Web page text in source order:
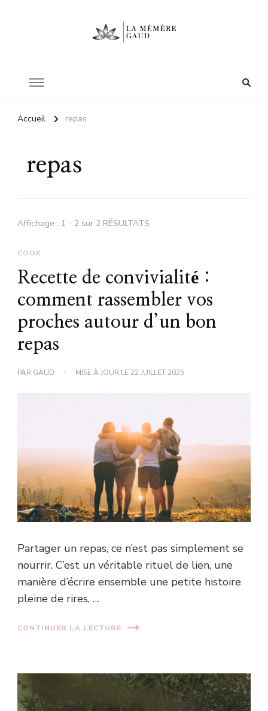
Accueil repas
repas
Affichage : 1 - 2 sur 2 RÉSULTATS
COOK
Recette de convivialité :
comment rassembler vos
proches autour d’un bon
repas
PAR GAUD MISE À JOUR LE 22 JUILLET 2025
Partager un repas, ce n’est pas simplement se
nourrir. C’est un véritable rituel de lien, une
manière d’écrire ensemble une petite histoire
pleine de rires, …
CONTINUER LA LECTURE